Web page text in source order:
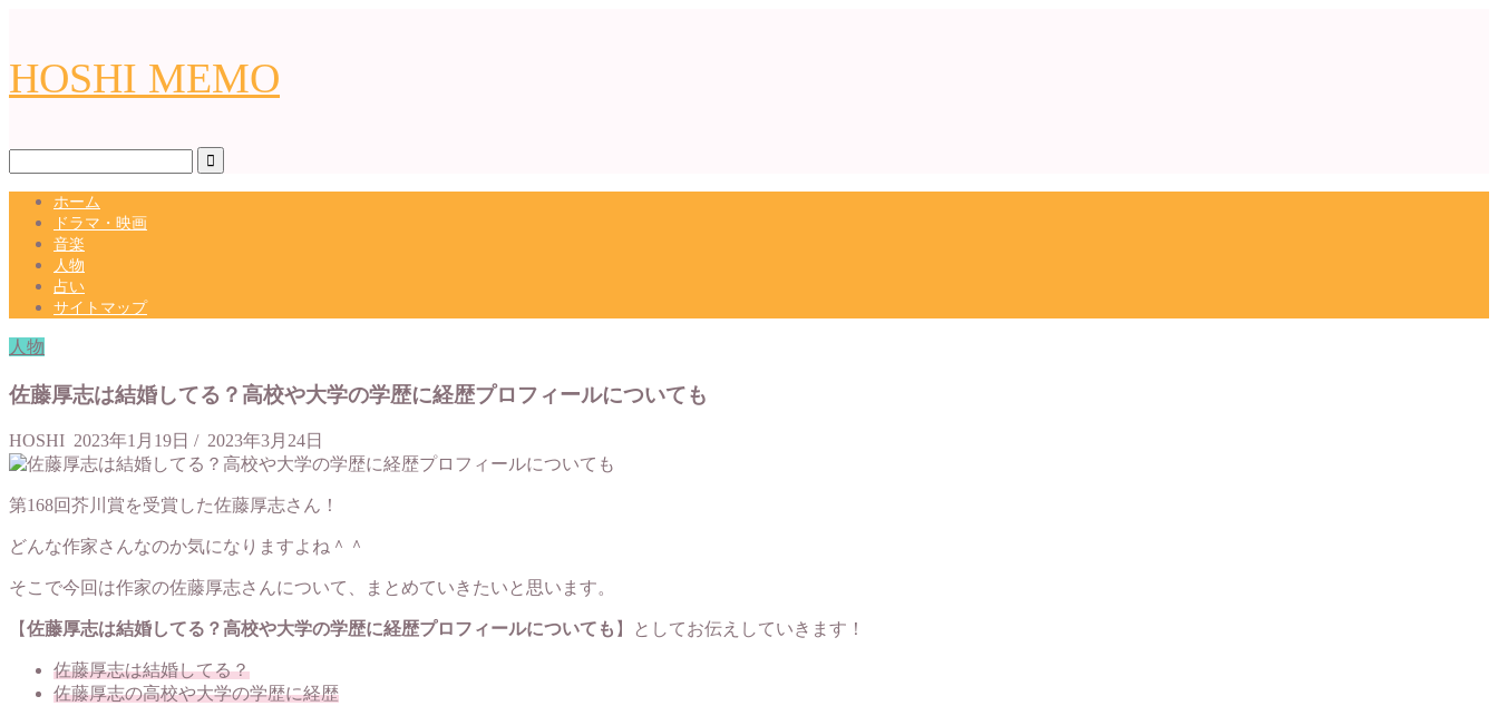
HOSHI MEMO
ホーム
ドラマ・映画
音楽
人物
占い
サイトマップ
人物
佐藤厚志は結婚してる？高校や大学の学歴に経歴プロフィールについても
HOSHI 2023年1月19日 / 2023年3月24日
第168回芥川賞を受賞した佐藤厚志さん！
どんな作家さんなのか気になりますよね＾＾
そこで今回は作家の佐藤厚志さんについて、まとめていきたいと思います。
【佐藤厚志は結婚してる？高校や大学の学歴に経歴プロフィールについても 】としてお伝えしていきます！
佐藤厚志は結婚してる？
佐藤厚志の高校や大学の学歴に経歴